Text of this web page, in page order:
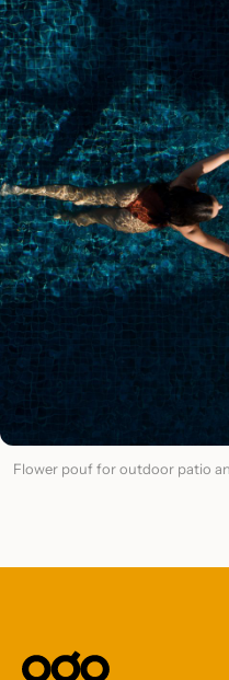
Flower pouf for outdoor patio